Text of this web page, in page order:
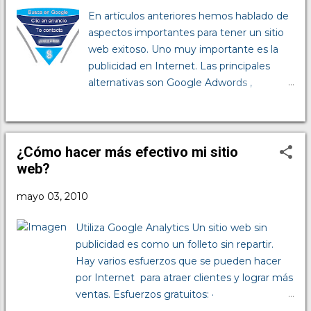
(ejemplos: tunegocio.com , tunegocio.com.mx ó
tunegocio.mx ) La terminación .com es internacional,
no es específica de ningún país pero si está disponible es
recomendable para tu negocio aún cuando sólo esté en
México. Las terminaciones .com.mx y .mx son es...
En artículos anteriores hemos hablado de
aspectos importantes para tener un sitio
web exitoso. Uno muy importante es la
publicidad en Internet. Las principales
alternativas son Google Adwords ,
resultados de las campañas es Google
Analytics . Ahora la pregunta es, en el caso
mensual de publicidad. El embudo de la
campaña publicitaria Vamos a retomar el
el ejemplo de Juan que vendía pantalones
de mezclilla en este artículo . Juan va a
poner un anuncio en Google Adwords.
¿Cómo hacer más efectivo mi sitio
web?
mayo 03, 2010
Utiliza Google Analytics Un sitio web sin
publicidad es como un folleto sin repartir.
Hay varios esfuerzos que se pueden hacer
por Internet para atraer clientes y lograr más
ventas. Esfuerzos gratuitos: ·